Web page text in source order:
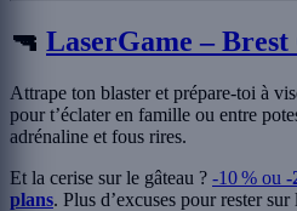
🔫 LaserGame –
Attrape ton blaster et prépare-toi à
pour t’éclater en famille ou entre
adrénaline et fous rires.
Et la cerise sur le gâteau ? -10 % ou -
plans. Plus d’excuses pour rester sur